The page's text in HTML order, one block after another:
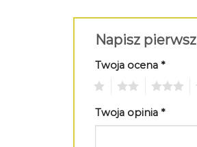
Napisz
Twoja ocena *
Twoja opinia *